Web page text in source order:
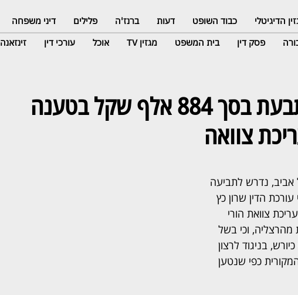
הדיגיטלי כבוד השופט דעות ברנז'ה פלילים דיני משפחה
פסק דין בית המשפט מגזין TV אוכל עורכי דין זינזאנה
עורכת דין נתבעת בסך 884 אלף שקל בטענה
צוואה
נדרש לתביעה
הדין שרון כץ
צוואת הורי
וכי בשל
בניגוד לרצון
כפי שנטען